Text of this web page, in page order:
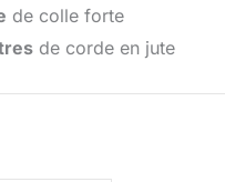
de colle forte
de corde en jute